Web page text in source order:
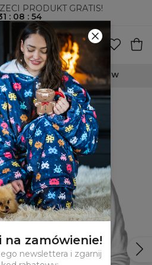
PRODUKT GRATIS!
: 08 :53
I DO PACZKOMATÓW
na zamówienie!
newslettera i zgarnij